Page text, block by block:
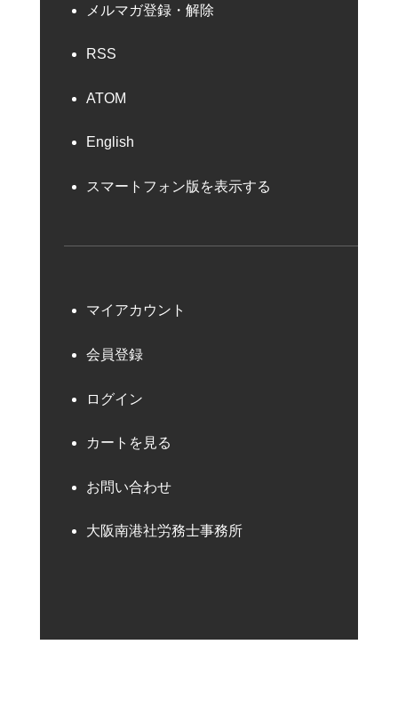
メルマガ登録・解除
RSS
ATOM
English
スマートフォン版を表示する
マイアカウント
会員登録
ログイン
カートを見る
お問い合わせ
大阪南港社労務士事務所